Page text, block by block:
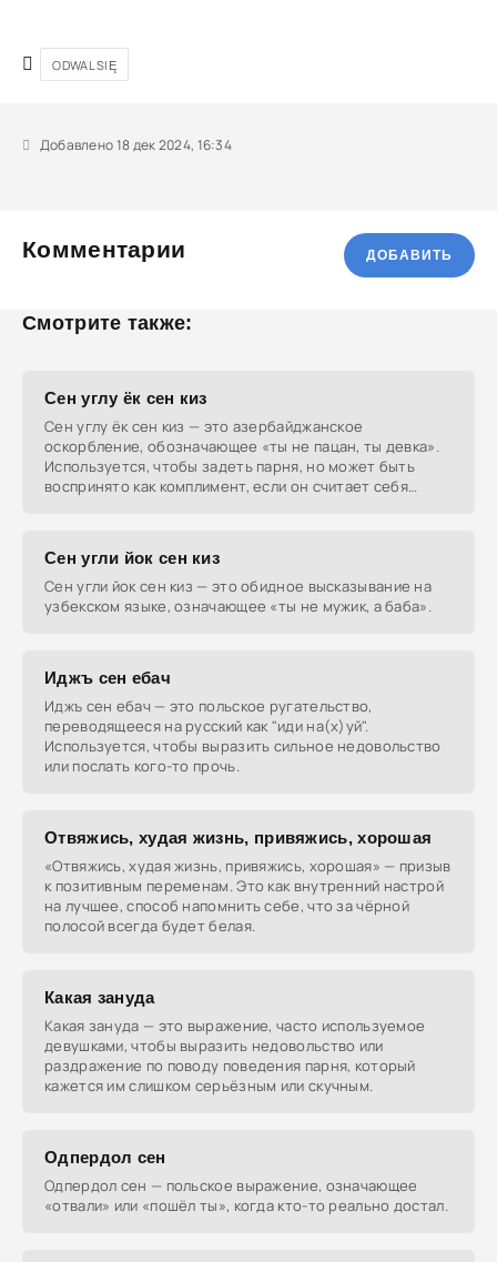
ODWAL SIĘ
Добавлено 18 дек 2024, 16:34
Комментарии ДОБАВИТЬ
Смотрите также:
Сен углу ёк сен киз
Сен углу ёк сен киз — это азербайджанское
оскорбление, обозначающее «ты не пацан, ты девка».
Используется, чтобы задеть парня, но может быть
воспринято как комплимент, если он считает себя
Сен угли йок сен киз
Сен угли йок сен киз — это обидное высказывание на
узбекском языке, означающее «ты не мужик, а баба».
Иджъ сен ебач
Иджъ сен ебач — это польское ругательство,
переводящееся на русский как "иди на(х)уй".
Используется, чтобы выразить сильное недовольство
или послать кого-то прочь.
Отвяжись, худая жизнь, привяжись, хорошая
«Отвяжись, худая жизнь, привяжись, хорошая» — призыв
к позитивным переменам. Это как внутренний настрой
на лучшее, способ напомнить себе, что за чёрной
полосой всегда будет белая.
Какая зануда
Какая зануда — это выражение, часто используемое
девушками, чтобы выразить недовольство или
раздражение по поводу поведения парня, который
кажется им слишком серьёзным или скучным.
Одпердол сен
Одпердол сен — польское выражение, означающее
«отвали» или «пошёл ты», когда кто-то реально достал.